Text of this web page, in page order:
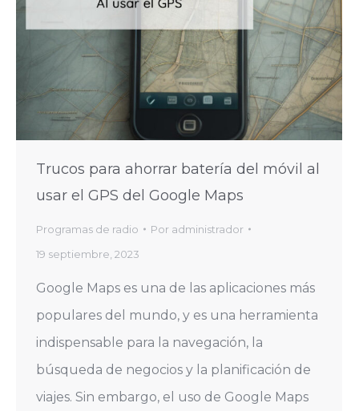
Trucos para ahorrar batería del móvil al
usar el GPS del Google Maps
Programas de radio Por administrador
19 septiembre, 2023
Google Maps es una de las aplicaciones más
populares del mundo, y es una herramienta
indispensable para la navegación, la
búsqueda de negocios y la planificación de
viajes. Sin embargo, el uso de Google Maps